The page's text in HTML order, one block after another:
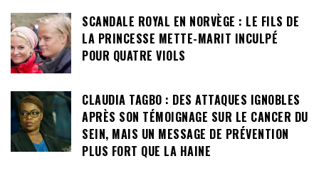
SCANDALE ROYAL EN NORVÈGE : LE FILS DE
LA PRINCESSE METTE-MARIT INCULPÉ
POUR QUATRE VIOLS
CLAUDIA TAGBO : DES ATTAQUES IGNOBLES
APRÈS SON TÉMOIGNAGE SUR LE CANCER DU
SEIN, MAIS UN MESSAGE DE PRÉVENTION
PLUS FORT QUE LA HAINE